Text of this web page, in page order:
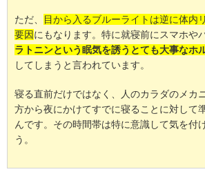
ただ、
目から入るブルーライトは逆に体内
要因にもなります。特に就寝前にスマホや
ラトニンという眠気を誘うとても大事なホ
してしまうと言われています。
寝る直前だけではなく、人のカラダのメカ
方から夜にかけてすでに寝ることに対して
んです。その時間帯は特に意識して気を付
う。